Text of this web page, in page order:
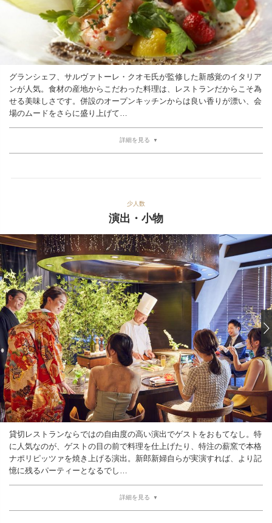
グランシェフ、サルヴァトーレ・クオモ氏が監修した新感覚のイタリア
ンが人気。食材の産地からこだわった料理は、レストランだからこそ為
せる美味しさです。併設のオープンキッチンからは良い香りが漂い、会
場のムードをさらに盛り上げて…
詳細を見る
少人数
演出・小物
貸切レストランならではの自由度の高い演出でゲストをおもてなし。特
に人気なのが、ゲストの目の前で料理を仕上げたり、特注の薪窯で本格
ナポリピッツァを焼き上げる演出。新郎新婦自らが実演すれば、より記
憶に残るパーティーとなるでし…
詳細を見る